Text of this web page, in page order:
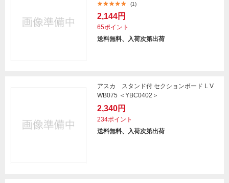
(1)
2,144円
65ポイント
送料無料、入荷次第出荷
アスカ スタンド付 セクションボード L V
WB075 ＜YBC0402＞
2,340円
234ポイント
送料無料、入荷次第出荷